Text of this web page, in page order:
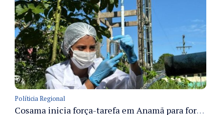
Políticia Regional
Cosama inicia força-tarefa em Anamã para fortalecer abastecimento de água e segurança hídrica da população